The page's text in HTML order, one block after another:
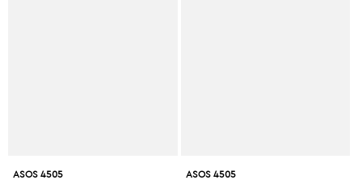
ASOS 4505 ASOS 4505